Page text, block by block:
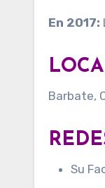
En 2017:
Barbate,
Su